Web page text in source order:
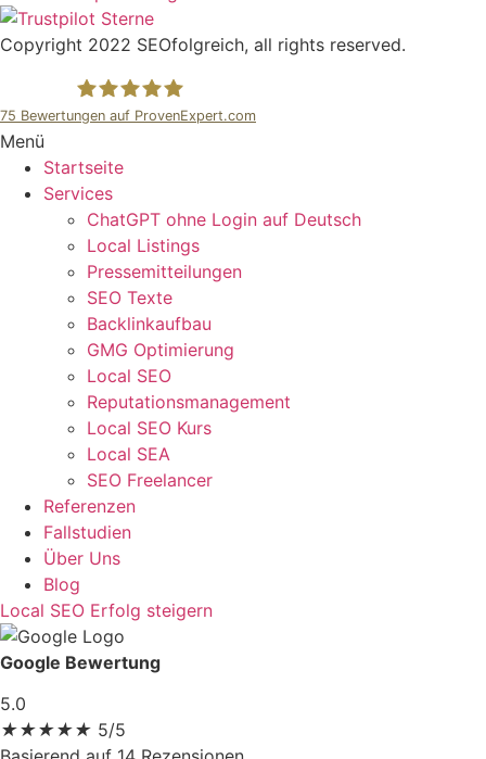
Copyright 2022 SEOfolgreich, all rights reserved.
75 Bewertungen auf ProvenExpert.com
Menü
Startseite
Services
ChatGPT ohne Login auf Deutsch
Local Listings
Pressemitteilungen
SEO Texte
Backlinkaufbau
GMG Optimierung
Local SEO
Reputationsmanagement
Local SEO Kurs
Local SEA
SEO Freelancer
Referenzen
Fallstudien
Über Uns
Blog
Local SEO Erfolg steigern
Google Bewertung
5.0
★★★★★ 5/5